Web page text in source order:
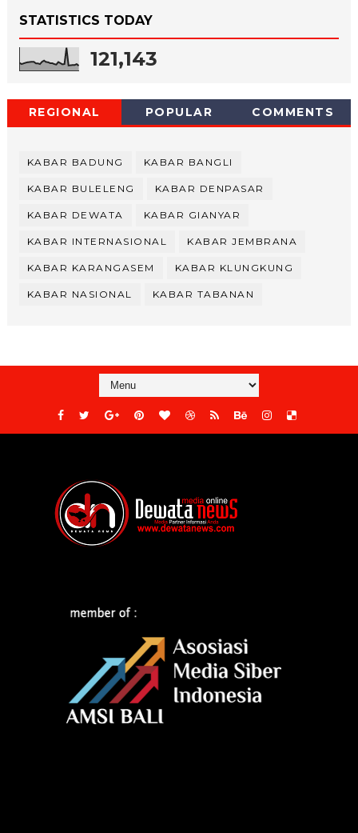
STATISTICS TODAY
121,143
REGIONAL POPULAR COMMENTS
KABAR BADUNG KABAR BANGLI
KABAR BULELENG KABAR DENPASAR
KABAR DEWATA KABAR GIANYAR
KABAR INTERNASIONAL KABAR JEMBRANA
KABAR KARANGASEM KABAR KLUNGKUNG
KABAR NASIONAL KABAR TABANAN